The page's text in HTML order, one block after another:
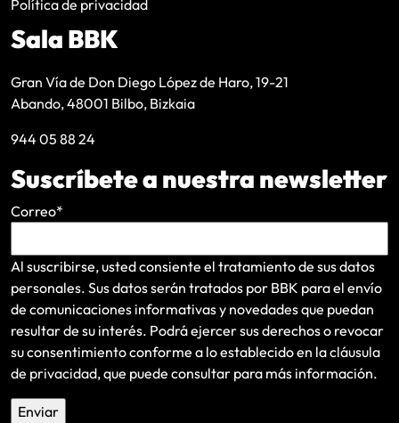
Política de privacidad
Sala BBK
Gran Vía de Don Diego López de Haro, 19-21
Abando, 48001 Bilbo, Bizkaia
944 05 88 24
Suscríbete a nuestra newsletter
Correo*
Al suscribirse, usted consiente el tratamiento de sus datos
personales. Sus datos serán tratados por BBK para el envío
de comunicaciones informativas y novedades que puedan
resultar de su interés. Podrá ejercer sus derechos o revocar
su consentimiento conforme a lo establecido en lacláusula
de privacidad, que puede consultar para más información.